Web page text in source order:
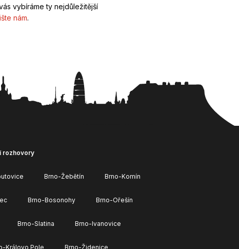
vybíráme ty nejdůležitější
nám.
rozhovory
Brno-Žebětín Brno-Komín
Brno-Bosonohy Brno-Ořešín
Brno-Slatina Brno-Ivanovice
Královo Pole Brno-Židenice